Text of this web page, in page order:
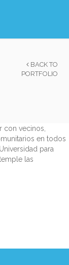
BACK TO
PORTFOLIO
con vecinos,
en todos
para
las